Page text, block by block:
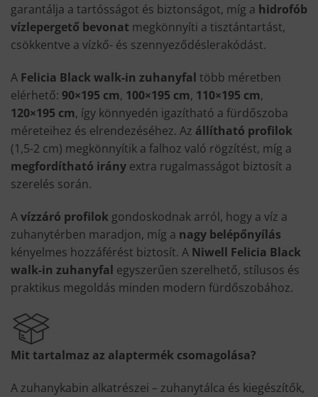
garantálja a tartósságot és biztonságot, míg a hidrofób
vízlepergető bevonat megkönnyíti a tisztántartást,
csökkentve a vízkő- és szennyeződéslerakódást.
A Felicia Black walk-in zuhanyfal több méretben
elérhető: 90×195 cm, 100×195 cm, 110×195 cm,
120×195 cm, így könnyedén igazítható a fürdőszoba
méreteihez és elrendezéséhez. Az állítható profilok
(1,5-2 cm) megkönnyítik a falhoz való rögzítést, míg a
megfordítható irány extra rugalmasságot biztosít a
szerelés során.
Avízzáró profilok gondoskodnak arról, hogy a víz a
zuhanytérben maradjon, míg a nagy belépőnyílás
kényelmes hozzáférést biztosít. A Niwell Felicia Black
walk-in zuhanyfal egyszerűen szerelhető, stílusos és
praktikus megoldás minden modern fürdőszobához.
Mit tartalmaz az alaptermék csomagolása?
A zuhanykabin alkatrészei – zuhanytálca és kiegészítők,